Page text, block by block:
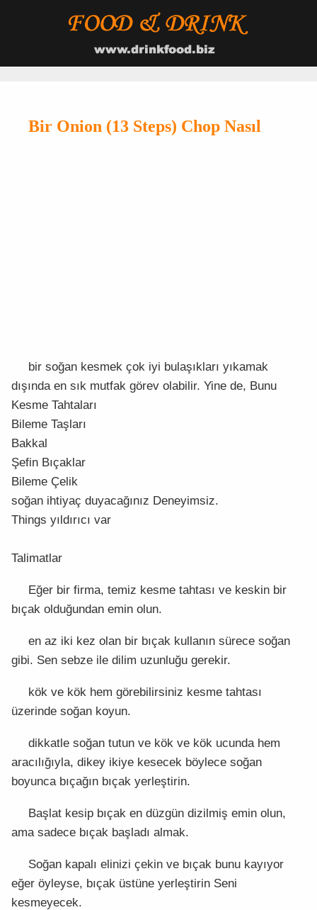
Bir Onion (13 Steps) Chop Nasıl
bir soğan kesmek çok iyi bulaşıkları yıkamak
dışında en sık mutfak görev olabilir. Yine de, Bunu
Kesme Tahtaları
Bileme Taşları
Bakkal
Şefin Bıçaklar
Bileme Çelik
soğan ihtiyaç duyacağınız Deneyimsiz.
Things yıldırıcı var
Talimatlar
Eğer bir firma, temiz kesme tahtası ve keskin bir
bıçak olduğundan emin olun.
en az iki kez olan bir bıçak kullanın sürece soğan
gibi. Sen sebze ile dilim uzunluğu gerekir.
kök ve kök hem görebilirsiniz kesme tahtası
üzerinde soğan koyun.
dikkatle soğan tutun ve kök ve kök ucunda hem
aracılığıyla, dikey ikiye kesecek böylece soğan
boyunca bıçağın bıçak yerleştirin.
Başlat kesip bıçak en düzgün dizilmiş emin olun,
ama sadece bıçak başladı almak.
Soğan kapalı elinizi çekin ve bıçak bunu kayıyor
eğer öyleyse, bıçak üstüne yerleştirin Seni
kesmeyecek.